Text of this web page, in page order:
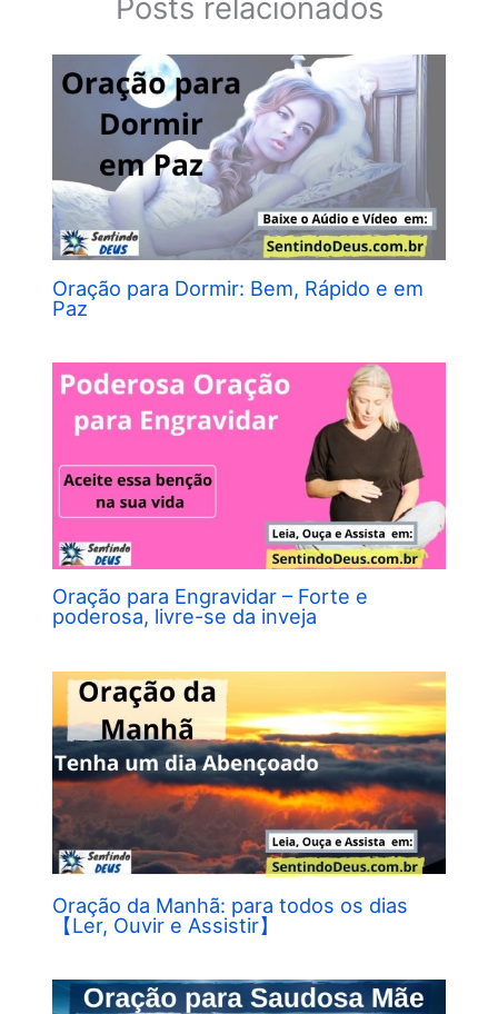
Posts relacionados
Oração para Dormir: Bem, Rápido e em
Paz
Oração para Engravidar – Forte e
poderosa, livre-se da inveja
Oração da Manhã: para todos os dias
【Ler, Ouvir e Assistir】